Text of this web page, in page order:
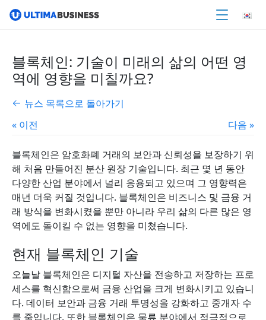
블록체인: 기술이 미래의 삶의 어떤 영
역에 영향을 미칠까요?
뉴스 목록으로 돌아가기
« 이전
다음 »
블록체인은 암호화폐 거래의 보안과 신뢰성을 보장하기 위
해 처음 만들어진 분산 원장 기술입니다. 최근 몇 년 동안
다양한 산업 분야에서 널리 응용되고 있으며 그 영향력은
매년 더욱 커질 것입니다. 블록체인은 비즈니스 및 금융 거
래 방식을 변화시켰을 뿐만 아니라 우리 삶의 다른 많은 영
역에도 돌이킬 수 없는 영향을 미쳤습니다.
현재 블록체인 기술
오늘날 블록체인은 디지털 자산을 전송하고 저장하는 프로
세스를 혁신함으로써 금융 산업을 크게 변화시키고 있습니
다. 데이터 보안과 금융 거래 투명성을 강화하고 중개자 수
를 줄입니다. 또한 블록체인은 물류 분야에서 적극적으로